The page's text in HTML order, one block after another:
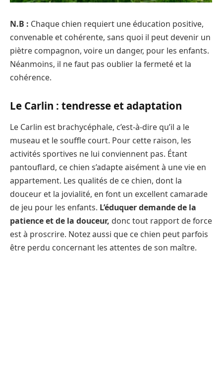
N.B : Chaque chien requiert une éducation positive,
convenable et cohérente, sans quoi il peut devenir un
piètre compagnon, voire un danger, pour les enfants.
Néanmoins, il ne faut pas oublier la fermeté et la
cohérence.
Le Carlin : tendresse et adaptation
Le Carlin est brachycéphale, c’est-à-dire qu’il a le
museau et le souffle court. Pour cette raison, les
activités sportives ne lui conviennent pas. Étant
pantouflard, ce chien s’adapte aisément à une vie en
appartement. Les qualités de ce chien, dont la
douceur et la jovialité, en font un excellent camarade
de jeu pour les enfants. L’éduquer demande de la
patience et de la douceur, donc tout rapport de force
est à proscrire. Notez aussi que ce chien peut parfois
être perdu concernant les attentes de son maître.